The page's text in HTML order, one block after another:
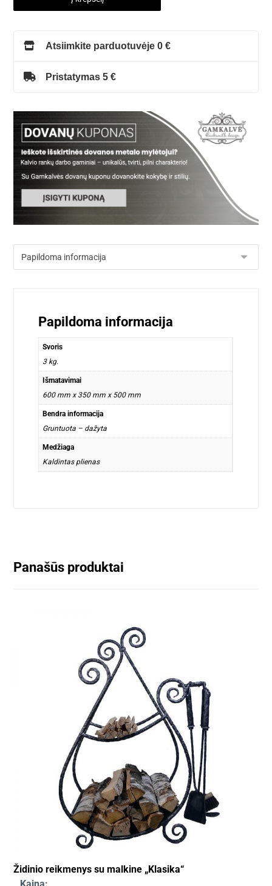
Atsiimkite parduotuvėje 0 €
Pristatymas 5 €
Papildoma informacija
Svoris
3 kg.
Išmatavimai
600 mm x 350 mm x 500 mm
Bendra informacija
Gruntuota – dažyta
Medžiaga
Kaldintas plienas
Panašūs produktai
Židinio reikmenys su malkine „Klasika“